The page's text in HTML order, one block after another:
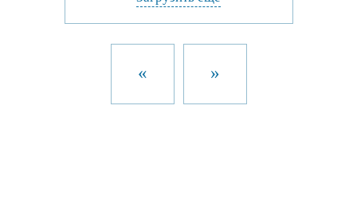
« »